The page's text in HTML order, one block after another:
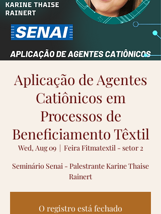
Aplicação de Agentes
Catiônicos em
Processos de
Beneficiamento Têxtil
Wed, Aug 09
  |
Feira Fitmatextil - setor 2
Seminário Senai - Palestrante Karine Thaise
Rainert
O registro está fechado